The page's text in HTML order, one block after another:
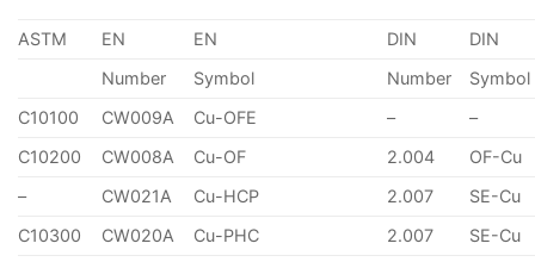
ASTM EN EN DIN
DIN
Number
Symbol Number
Symbol
C10100
CW009A Cu-OFE –
–
C10200
CW008A Cu-OF 2.004
OF-Cu
–
CW021A Cu-HCP 2.007
SE-Cu
C10300
CW020A Cu-PHC 2.007
SE-Cu